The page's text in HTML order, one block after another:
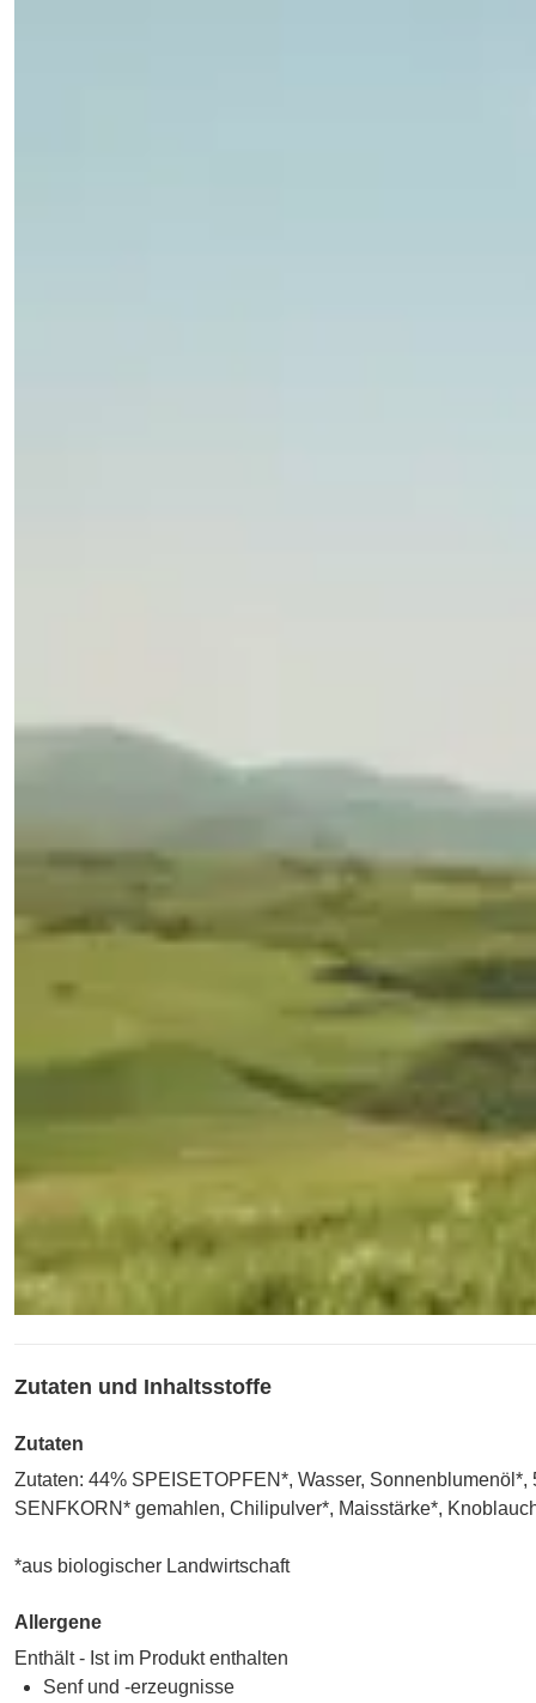
Zutaten und Inhaltsstoffe
Zutaten
Zutaten: 44% SPEISETOPFEN*, Wasser,
SENFKORN* gemahlen, Chilipulver*, Maisstärke*,
*aus biologischer Landwirtschaft
Allergene
Enthält - Ist im Produkt enthalten
Senf und -erzeugnisse